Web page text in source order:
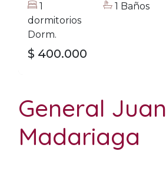
1
dormitorios
Dorm.
1 Baños
$ 400.000
General Juan
Madariaga